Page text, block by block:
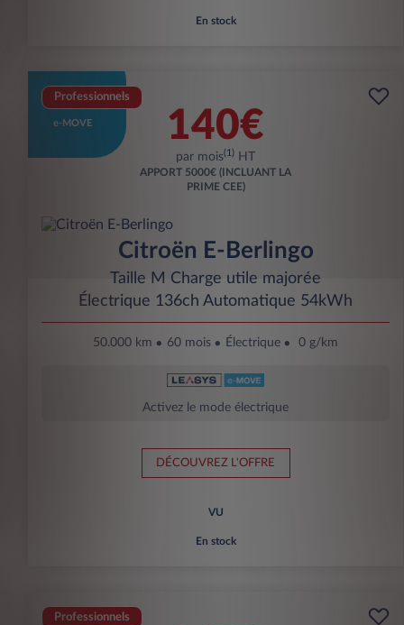
En stock
Professionnels
e-MOVE 140€
par mois(1) HT
APPORT 5000€ (INCLUANT LA
PRIME CEE)
Citroën E-Berlingo
Taille M Charge utile majorée
Électrique 136ch Automatique 54kWh
50.000 km 60 mois Électrique 0 g/km
Activez le mode électrique
DÉCOUVREZ L'OFFRE
VU
En stock
Professionnels